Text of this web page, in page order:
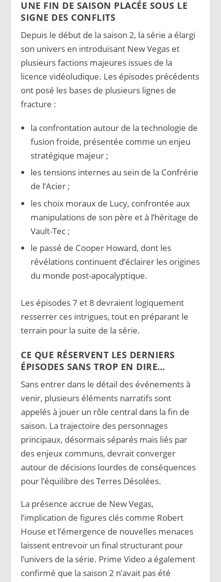
UNE FIN DE SAISON PLACÉE SOUS LE
SIGNE DES CONFLITS
Depuis le début de la saison 2, la série a élargi
son univers en introduisant New Vegas et
plusieurs factions majeures issues de la
licence vidéoludique. Les épisodes précédents
ont posé les bases de plusieurs lignes de
fracture :
la confrontation autour de la technologie de
fusion froide, présentée comme un enjeu
stratégique majeur ;
les tensions internes au sein de la Confrérie
de l’Acier ;
les choix moraux de Lucy, confrontée aux
manipulations de son père et à l’héritage de
Vault-Tec ;
le passé de Cooper Howard, dont les
révélations continuent d’éclairer les origines
du monde post-apocalyptique.
Les épisodes 7 et 8 devraient logiquement
resserrer ces intrigues, tout en préparant le
terrain pour la suite de la série.
CE QUE RÉSERVENT LES DERNIERS
ÉPISODES SANS TROP EN DIRE…
Sans entrer dans le détail des événements à
venir, plusieurs éléments narratifs sont
appelés à jouer un rôle central dans la fin de
saison. La trajectoire des personnages
principaux, désormais séparés mais liés par
des enjeux communs, devrait converger
autour de décisions lourdes de conséquences
pour l’équilibre des Terres Désolées.
La présence accrue de New Vegas,
l’implication de figures clés comme Robert
House et l’émergence de nouvelles menaces
laissent entrevoir un final structurant pour
l’univers de la série. Prime Video a également
confirmé que la saison 2 n’avait pas été